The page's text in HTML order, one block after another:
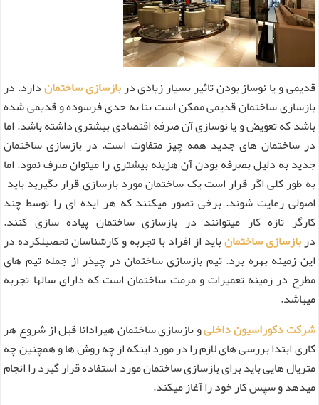
قدیمی و یا نوساز بودن تاثیر بسیار زیادی دربازسازی ساختماندارد. در
بازسازی ساختمان قدیمی ممکن است بنا به حدی فرسوده و قدیمی شده
باشد که تعویض و یا نوسازی آن صرفه اقتصادی بیشتری داشته باشد. اما
در ساختمان های جدید همه چیز متفاوت است. در بازسازی ساختمان
جدید به دلیل بصرفه بودن آن هزینه بیشتری را میتوان صرف نمود. اما
به طور کلی اگر قرار است یک ساختمان مورد بازسازی قرار بگیرید باید
اصولی رعایت شوند. برخی تصور میکنند که هر ایده ای را توسط چند
کارگر تازه کار میتوانند در بازسازی ساختمان پیاده سازی کنند.
دربازسازی ساختمانباید از افراد با تجربه و کارشناسان تحصیلکرده در
این زمینه بهره برد. تیم بازسازی ساختمان در چیذر از جمله تیم های
مطرح در زمینه تعمیرات و مرمت ساختمان است که دارای سالها تجربه
میباشد.
شرکت دکوراسیون داخلیو بازسازی ساختمان هیرادانا قبل از شروع هر
کاری ابتدا بررسی های لازم را در مورد اینکه از چه روش ها و همچنین چه
متریال هایی باید برای بازسازی ساختمان مورد استفاده قرار گیرد را انجام
میدهد و سپس کار خود را آغاز میکند.